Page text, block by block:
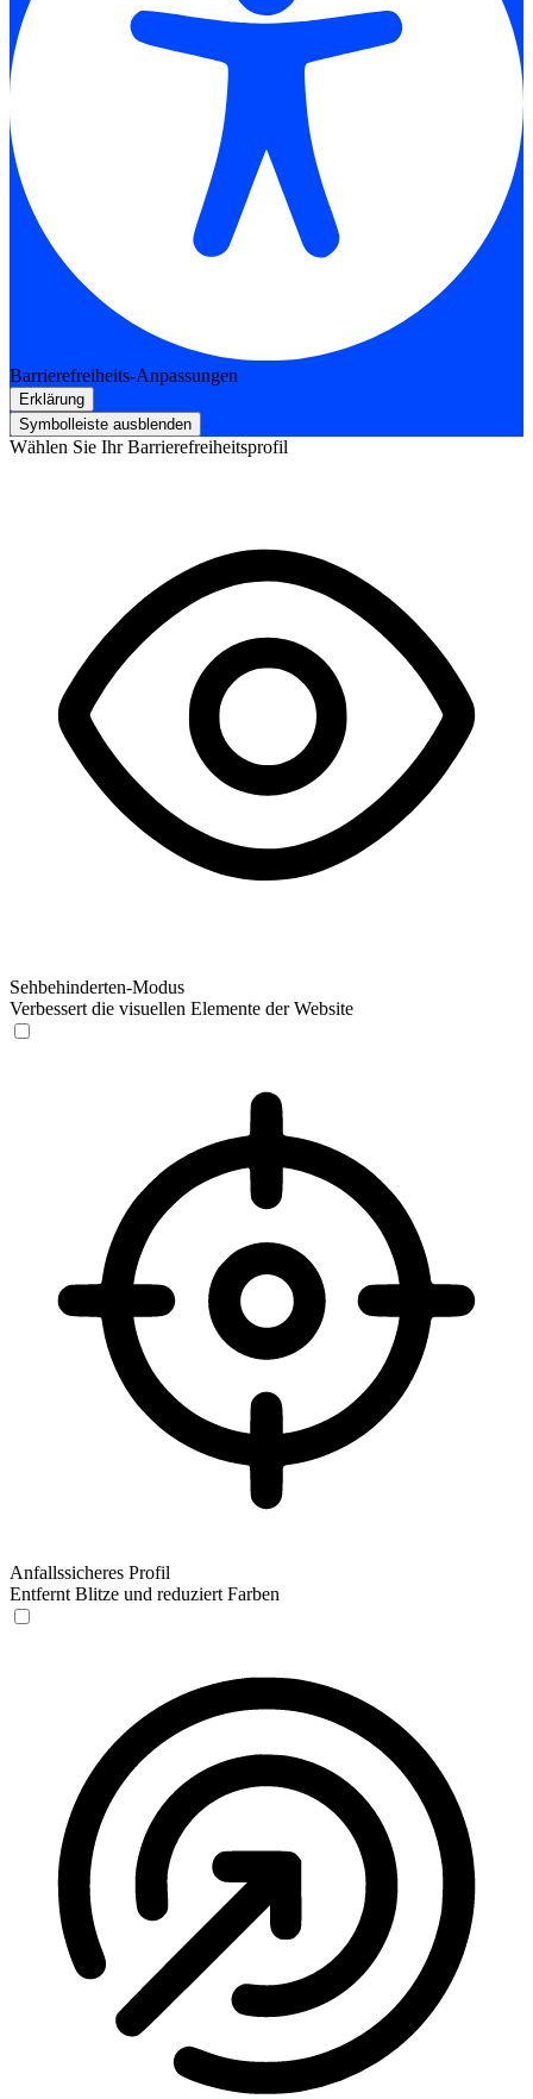
Barrierefreiheits-Anpassungen
Erklärung
Symbolleiste ausblenden
Wählen Sie Ihr Barrierefreiheitsprofil
Sehbehinderten-Modus
Verbessert die visuellen Elemente der Website
Anfallssicheres Profil
Entfernt Blitze und reduziert Farben